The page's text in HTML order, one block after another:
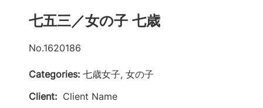
七五三／女の子 七歳
No.1620186
Categories: 七歳女子, 女の子
Client: Client Name